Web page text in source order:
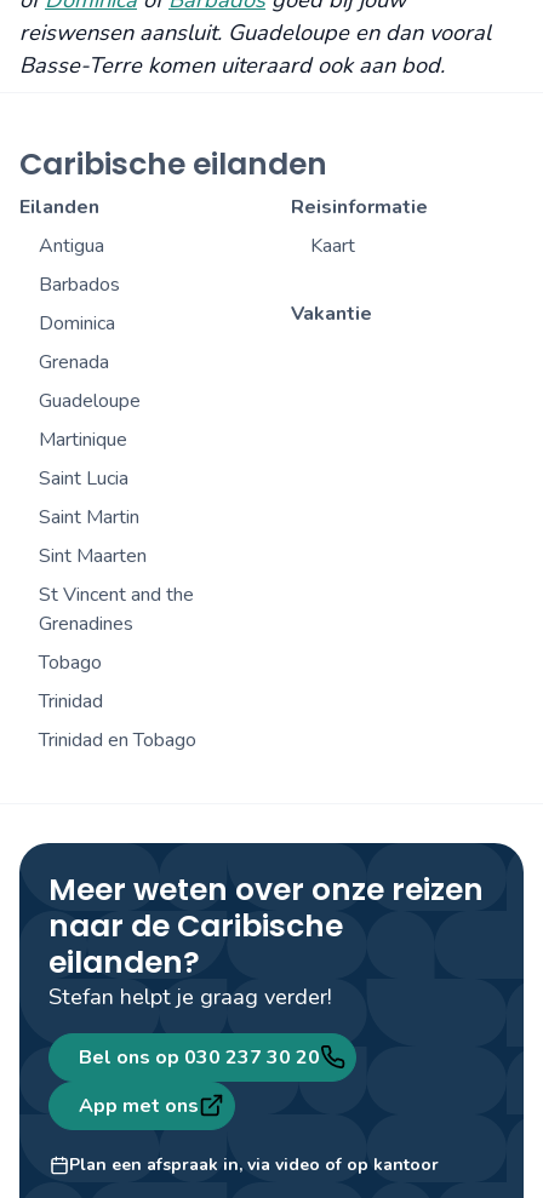
reiswensen aansluit. Guadeloupe en dan vooral
Basse-Terre komen uiteraard ook aan bod.
Caribische eilanden
Eilanden
Antigua
Barbados
Dominica
Grenada
Guadeloupe
Martinique
Saint Lucia
Saint Martin
Sint Maarten
St Vincent and the
Grenadines
Tobago
Trinidad
Trinidad en Tobago
Reisinformatie
Kaart
Vakantie
Meer weten over onze reizen
naar de Caribische
eilanden?
Stefan helpt je graag verder!
Bel ons op 030 237 30 20
App met ons
Plan een afspraak in, via video of op kantoor
Stefan
Travel designer